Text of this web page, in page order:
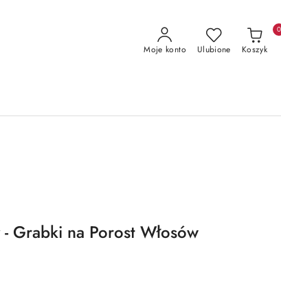
Moje konto Ulubione Koszyk
0
Grabki na Porost Włosów